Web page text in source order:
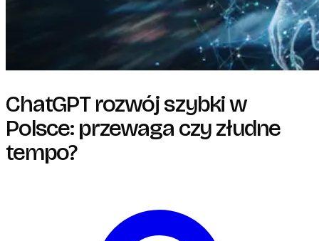
ChatGPT rozwój szybki w
Polsce: przewaga czy złudne
tempo?